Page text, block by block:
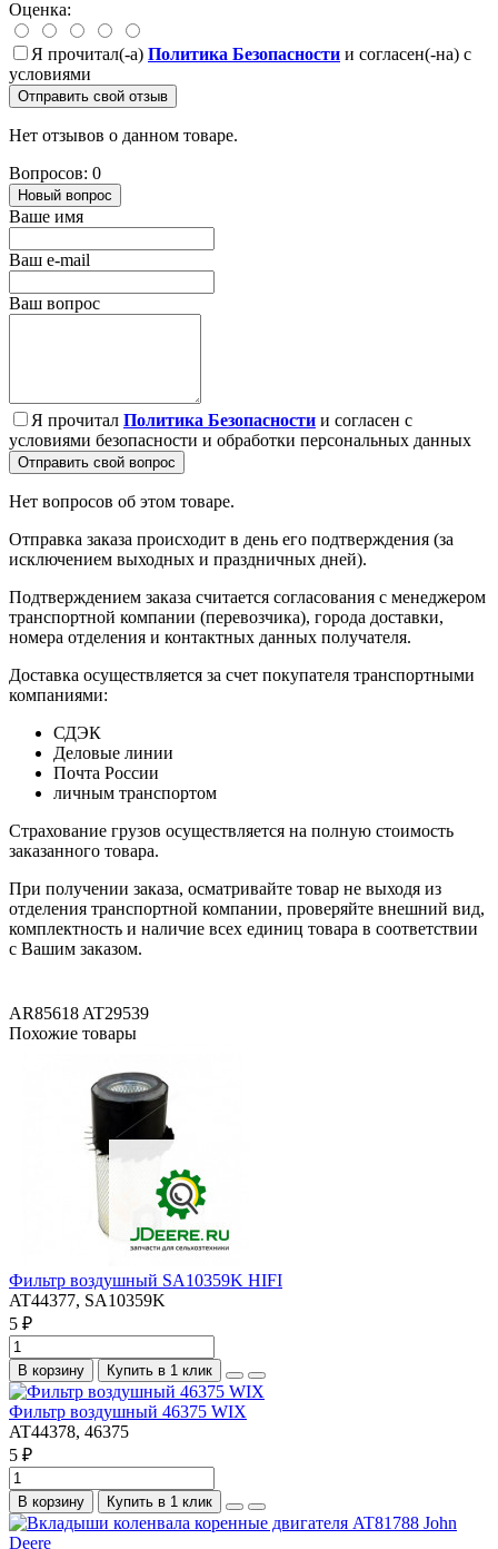
Оценка:
Я прочитал(-а) Политика Безопасности и согласен(-на) с
условиями
Отправить свой отзыв
Нет отзывов о данном товаре.
Вопросов: 0
Новый вопрос
Ваше имя
Ваш e-mail
Ваш вопрос
Я прочитал Политика Безопасности и согласен с
условиями безопасности и обработки персональных данных
Отправить свой вопрос
Нет вопросов об этом товаре.
Отправка заказа происходит в день его подтверждения (за
исключением выходных и праздничных дней).
Подтверждением заказа считается согласования с менеджером
транспортной компании (перевозчика), города доставки,
номера отделения и контактных данных получателя.
Доставка осуществляется за счет покупателя транспортными
компаниями:
СДЭК
Деловые линии
Почта России
личным транспортом
Страхование грузов осуществляется на полную стоимость
заказанного товара.
При получении заказа, осматривайте товар не выходя из
отделения транспортной компании, проверяйте внешний вид,
комплектность и наличие всех единиц товара в соответствии
с Вашим заказом.
AR85618 AT29539
Похожие товары
Фильтр воздушный SA10359K HIFI
AT44377, SA10359K
5 ₽
В корзину Купить в 1 клик
Фильтр воздушный 46375 WIX
AT44378, 46375
5 ₽
В корзину Купить в 1 клик